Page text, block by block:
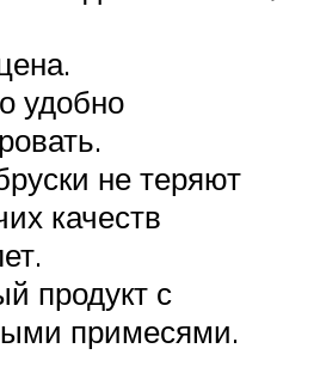
удобно
не теряют
качеств
продукт с
примесями.